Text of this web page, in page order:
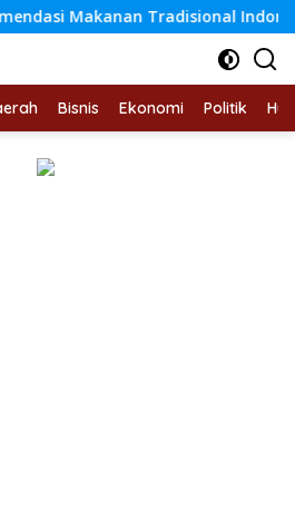
Tradisional Indonesia yang
Bisnis Ekonomi Politik